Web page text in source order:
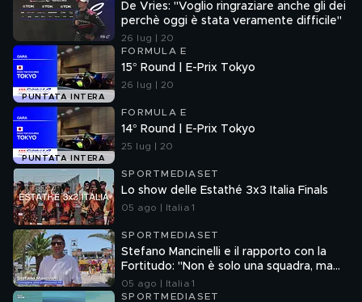
De Vries: "Voglio ringraziare anche gli dei
perchè oggi è stata veramente difficile"
26 lug | 20
PUNTATA INTERA
FORMULA E
15° Round | E-Prix Tokyo
26 lug | 20
PUNTATA INTERA
FORMULA E
14° Round | E-Prix Tokyo
25 lug | 20
SPORTMEDIASET
Lo show delle Estathé 3x3 Italia Finals
05 ago | Italia 1
SPORTMEDIASET
Stefano Mancinelli e il rapporto con la
Fortitudo: "Non è solo una squadra, ma
una fede"
05 ago | Italia 1
SPORTMEDIASET